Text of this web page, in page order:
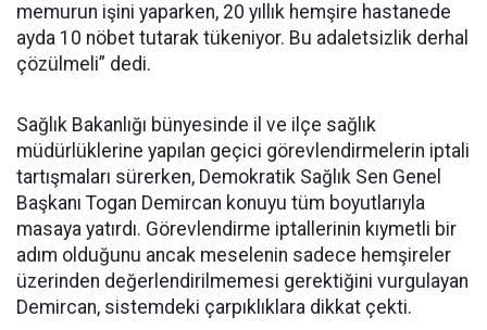
memurun işini yaparken, 20 yıllık hemşire hastanede
ayda 10 nöbet tutarak tükeniyor. Bu adaletsizlik derhal
çözülmeli” dedi.
Sağlık Bakanlığı bünyesinde il ve ilçe sağlık
müdürlüklerine yapılan geçici görevlendirmelerin iptali
tartışmaları sürerken, Demokratik Sağlık Sen Genel
Başkanı Togan Demircan konuyu tüm boyutlarıyla
masaya yatırdı. Görevlendirme iptallerinin kıymetli bir
adım olduğunu ancak meselenin sadece hemşireler
üzerinden değerlendirilmemesi gerektiğini vurgulayan
Demircan, sistemdeki çarpıklıklara dikkat çekti.